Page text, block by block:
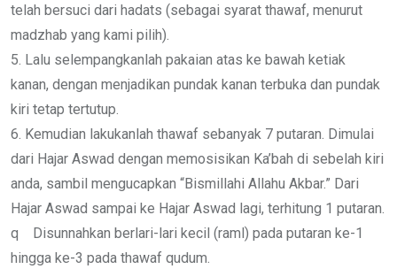
telah bersuci dari hadats (sebagai syarat thawaf, menurut
madzhab yang kami pilih).
5. Lalu selempangkanlah pakaian atas ke bawah ketiak
kanan, dengan menjadikan pundak kanan terbuka dan pundak
kiri tetap tertutup.
6. Kemudian lakukanlah thawaf sebanyak 7 putaran. Dimulai
dari Hajar Aswad dengan memosisikan Ka’bah di sebelah kiri
anda, sambil mengucapkan “Bismillahi Allahu Akbar.” Dari
Hajar Aswad sampai ke Hajar Aswad lagi, terhitung 1 putaran.
q Disunnahkan berlari-lari kecil (raml) pada putaran ke-1
hingga ke-3 pada thawaf qudum.